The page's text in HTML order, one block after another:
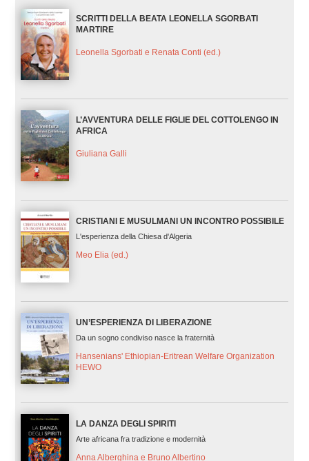
SCRITTI DELLA BEATA LEONELLA SGORBATI
MARTIRE
Leonella Sgorbati e Renata Conti (ed.)
L’AVVENTURA DELLE FIGLIE DEL COTTOLENGO IN
AFRICA
Giuliana Galli
CRISTIANI E MUSULMANI UN INCONTRO POSSIBILE
L'esperienza della Chiesa d'Algeria
Meo Elia (ed.)
UN’ESPERIENZA DI LIBERAZIONE
Da un sogno condiviso nasce la fraternità
Hansenians' Ethiopian-Eritrean Welfare Organization
HEWO
LA DANZA DEGLI SPIRITI
Arte africana fra tradizione e modernità
Anna Alberghina e Bruno Albertino